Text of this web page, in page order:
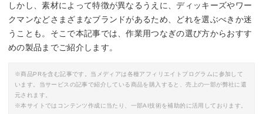
しかし、素材によって特徴が異なるうえに、ディッキーズやワー
クマンなどさまざまなブランドがあるため、どれを選ぶべきか迷
うことも。そこで本記事では、作業用つなぎの選び方からおすす
めの製品までご紹介します。
※商品PRを含む記事です。当メディアは各種アフィリエイトプログラムに参加して
います。当サービスの記事で紹介している商品を購入すると、売上の一部が弊社に還
元されます。
※本サイトではコンテンツ作成に当たり、一部AI技術を補助的に活用しております。